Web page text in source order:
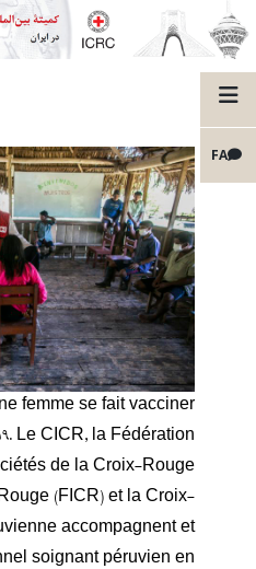
FA
femme se fait vacciner
Le CICR, la Fédération
de la Croix-Rouge
(FICR) et la Croix-
accompagnent et
soignant péruvien en